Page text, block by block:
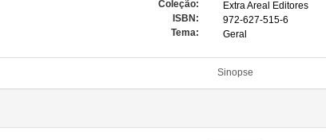
Coleção:
Extra Areal Editores
ISBN:
972-627-515-6
Tema:
Geral
Sinopse